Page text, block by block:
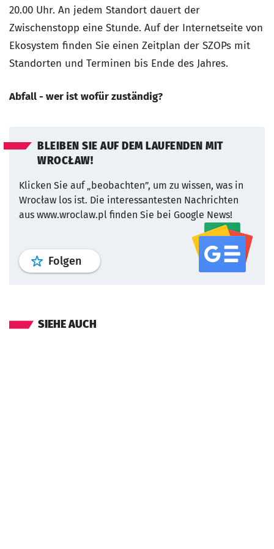
20.00 Uhr. An jedem Standort dauert der
Zwischenstopp eine Stunde. Auf der Internetseite von
Ekosystem finden Sie einen Zeitplan der SZOPs mit
Standorten und Terminen bis Ende des Jahres.
Abfall - wer ist wofür zuständig?
BLEIBEN SIE AUF DEM LAUFENDEN MIT
WROCŁAW!
Klicken Sie auf „beobachten”, um zu wissen, was in
Wrocław los ist. Die interessantesten Nachrichten
aus www.wroclaw.pl finden Sie bei Google News!
FolgenProfil wroclaw.pl Service
SIEHE AUCH